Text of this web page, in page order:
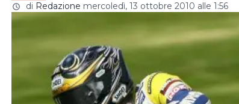
di Redazione mercoledì, 13 ottobre 2010 alle 1:56